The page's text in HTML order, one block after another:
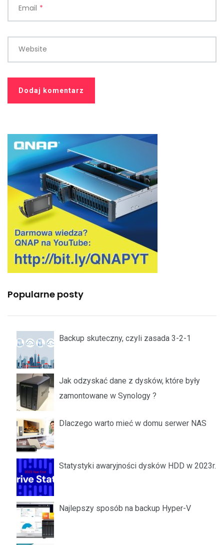
Email *
Website
Popularne posty
Backup skuteczny, czyli zasada 3-2-1
Jak odzyskać dane z dysków, które były
zamontowane w Synology ?
Dlaczego warto mieć w domu serwer NAS
Statystyki awaryjności dysków HDD w 2023r.
Najlepszy sposób na backup Hyper-V